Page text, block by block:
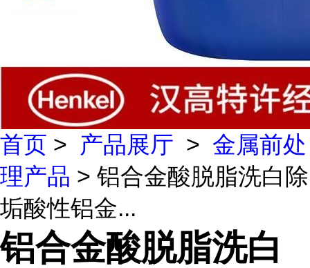
首页 > 产品展厅 > 金属前处
理产品 > 铝合金酸脱脂洗白除
垢酸性铝金...
铝合金酸脱脂洗白